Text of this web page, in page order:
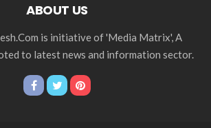
ABOUT US
is initiative of 'Media Matrix', A
to latest news and information sector.